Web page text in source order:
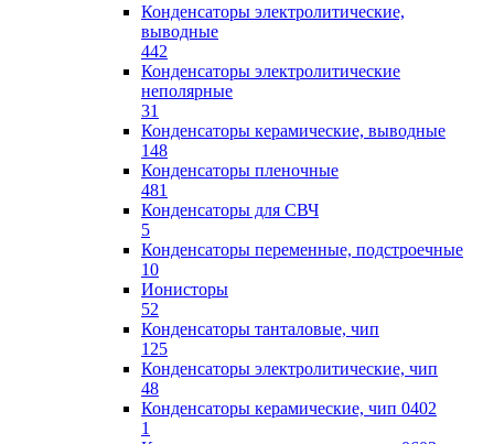
Конденсаторы электролитические,
выводные
442
Конденсаторы электролитические
неполярные
31
Конденсаторы керамические, выводные
148
Конденсаторы пленочные
481
Конденсаторы для СВЧ
5
Конденсаторы переменные, подстроечные
10
Ионисторы
52
Конденсаторы танталовые, чип
125
Конденсаторы электролитические, чип
48
Конденсаторы керамические, чип 0402
1